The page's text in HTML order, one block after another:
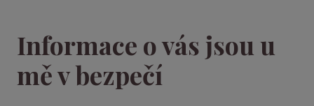
Informace o vás jsou u
mě v bezpečí